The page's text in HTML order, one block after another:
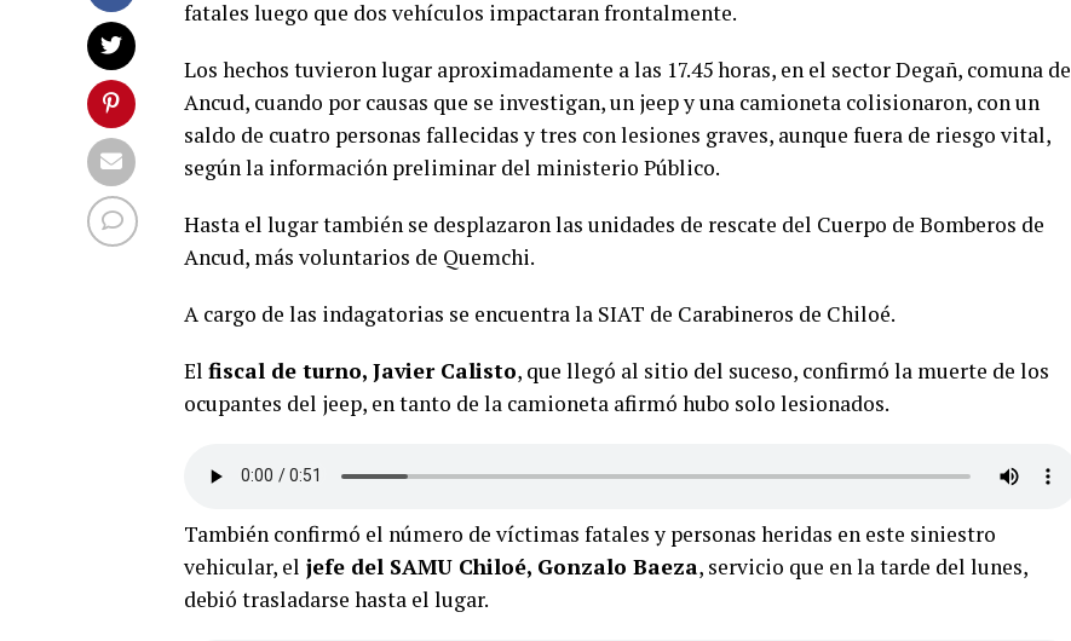
fatales luego que dos vehículos impactaran frontalmente.
Los hechos tuvieron lugar aproximadamente a las 17.45 horas, en el sector Degañ, comuna de
Ancud, cuando por causas que se investigan, un jeep y una camioneta colisionaron, con un
saldo de cuatro personas fallecidas y tres con lesiones graves, aunque fuera de riesgo vital,
según la información preliminar del ministerio Público.
Hasta el lugar también se desplazaron las unidades de rescate del Cuerpo de Bomberos de
Ancud, más voluntarios de Quemchi.
A cargo de las indagatorias se encuentra la SIAT de Carabineros de Chiloé.
El fiscal de turno, Javier Calisto, que llegó al sitio del suceso, confirmó la muerte de los
ocupantes del jeep, en tanto de la camioneta afirmó hubo solo lesionados.
También confirmó el número de víctimas fatales y personas heridas en este siniestro
vehicular, el jefe del SAMU Chiloé, Gonzalo Baeza, servicio que en la tarde del lunes,
debió trasladarse hasta el lugar.